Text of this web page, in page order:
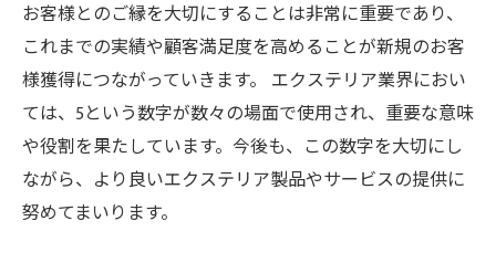
お客様とのご縁を大切にすることは非常に重要であり、
これまでの実績や顧客満足度を高めることが新規のお客
様獲得につながっていきます。 エクステリア業界におい
ては、5という数字が数々の場面で使用され、重要な意味
や役割を果たしています。今後も、この数字を大切にし
ながら、より良いエクステリア製品やサービスの提供に
努めてまいります。